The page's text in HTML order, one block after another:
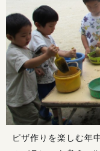
ピザ作りを楽しむ年